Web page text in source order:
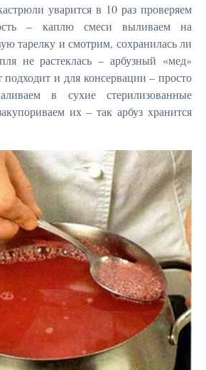
уварится в 10 раз проверяем
– каплю смеси выливаем на
тарелку и смотрим, сохранилась ли
не растеклась – арбузный «мед»
подходит и для консервации – просто
в сухие стерилизованные
их – так арбуз хранится